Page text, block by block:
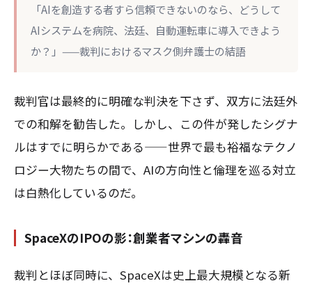
「AIを創造する者すら信頼できないのなら、どうして
AIシステムを病院、法廷、自動運転車に導入できよう
か？」——裁判におけるマスク側弁護士の結語
裁判官は最終的に明確な判決を下さず、双方に法廷外
での和解を勧告した。しかし、この件が発したシグナ
ルはすでに明らかである——世界で最も裕福なテクノ
ロジー大物たちの間で、AIの方向性と倫理を巡る対立
は白熱化しているのだ。
SpaceXのIPOの影：創業者マシンの轟音
裁判とほぼ同時に、SpaceXは史上最大規模となる新